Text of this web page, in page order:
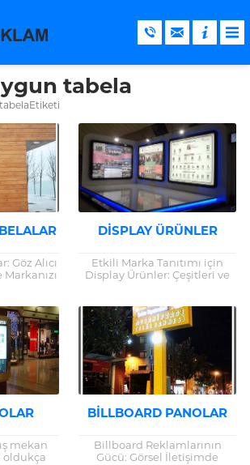
tabela
Göz Alıcı
DISPLAY ÜRÜNLER
Etkili Marka Tanıtımı için
Display Ürünler: Çeşitleri ve
hizmetlerini etkili bir şekilde
tanıtmalarına olanak...
mekan
oldukça
BILLBOARD PANOLAR
Billboard Reklamlarının
Gücü: Görsel İletişimde